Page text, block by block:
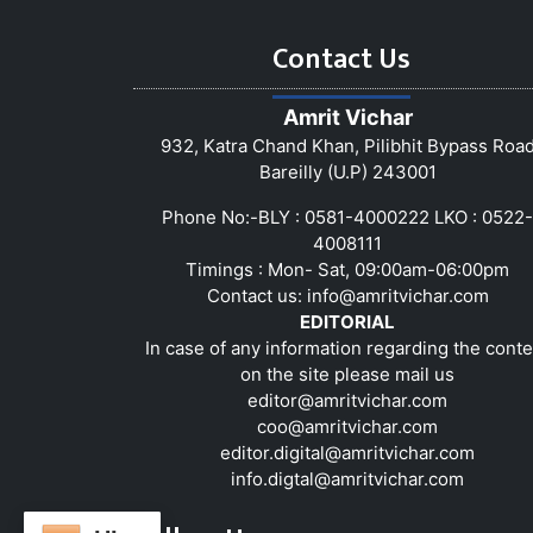
Contact Us
Amrit Vichar
932, Katra Chand Khan, Pilibhit Bypass Road
Bareilly (U.P) 243001
Phone No:-BLY : 0581-4000222 LKO : 0522-
4008111
Timings : Mon- Sat, 09:00am-06:00pm
Contact us: info@amritvichar.com
EDITORIAL
In case of any information regarding the
on the site please mail us
editor@amritvichar.com
coo@amritvichar.com
editor.digital@amritvichar.com
info.digtal@amritvichar.com